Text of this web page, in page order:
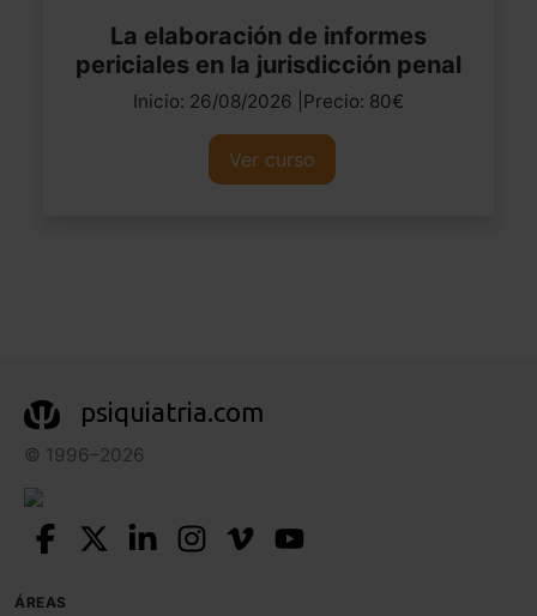
La elaboración de informes
periciales en la jurisdicción penal
Inicio: 26/08/2026 |Precio: 80€
Ver curso
psiquiatria.com
© 1996–2026
ÁREAS